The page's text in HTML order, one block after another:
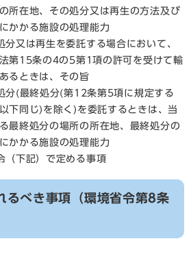
所在地、その処分又は再生の方法及び
かかる施設の処理能力
又は再生を委託する場合において、
第15条の4の5第1項の許可を受けて輸
るときは、その旨
(最終処分(第12条第5項に規定する
下同じ)を除く)を委託するときは、当
最終処分の場所の所在地、最終処分の
かかる施設の処理能力
下記）で定める事項
るべき事項（環境省令第8条